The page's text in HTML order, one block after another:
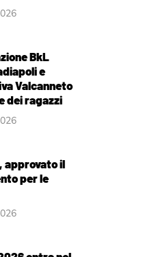
BkL
e
Valcanneto
dei ragazzi
approvato il
per le